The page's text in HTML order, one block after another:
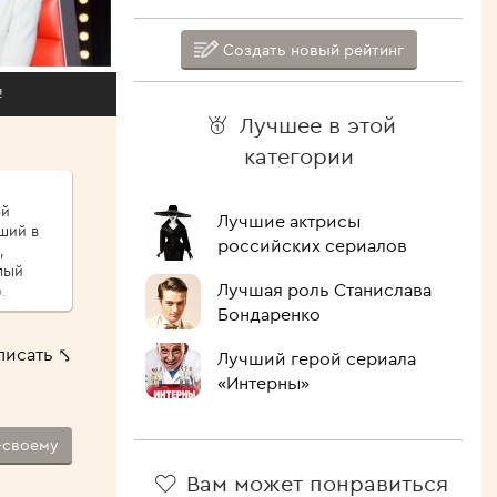
в
⤣
своему
Создать новый рейтинг
Лучшее в этой
категории
Лучшие актрисы
российских сериалов
Лучшая роль Станислава
Бондаренко
Лучший герой сериала
«Интерны»
Вам может понравиться